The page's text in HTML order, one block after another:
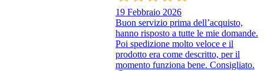
19 Febbraio 2026
Buon servizio prima dell’acquisto,
hanno risposto a tutte le mie domande.
Poi spedizione molto veloce e il
prodotto era come descritto, per il
momento funziona bene. Consigliato.